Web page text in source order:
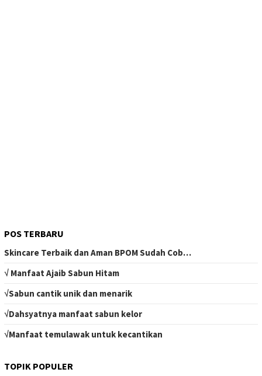
POS TERBARU
Skincare Terbaik dan Aman BPOM Sudah Cob…
√ Manfaat Ajaib Sabun Hitam
√Sabun cantik unik dan menarik
√Dahsyatnya manfaat sabun kelor
√Manfaat temulawak untuk kecantikan
TOPIK POPULER